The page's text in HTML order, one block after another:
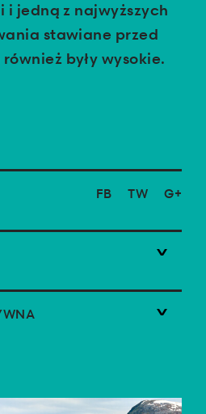
i jedną z najwyższych
stawiane przed
były wysokie.
FB TW G+